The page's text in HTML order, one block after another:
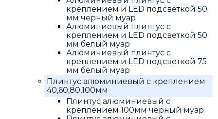
креплением и LED подсветкой 50
мм черный муар
Алюминиевый плинтус с
креплением и LED подсветкой 50
мм белый муар
Алюминиевый плинтус с
креплением и LED подсветкой 75
мм белый муар
Плинтус алюминиевый с креплением
40,60,80,100мм
Плинтус алюминиевый с
креплением 100мм черный муар